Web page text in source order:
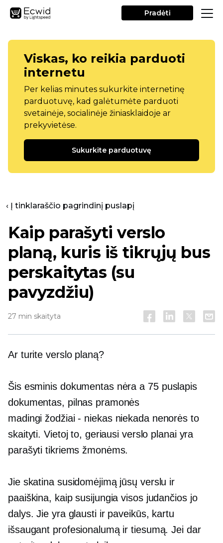
Pradėti
Viskas, ko reikia parduoti
internetu
Per kelias minutes sukurkite internetinę
parduotuvę, kad galėtumėte parduoti
svetainėje, socialinėje žiniasklaidoje ar
prekyvietėse.
Sukurkite parduotuvę
‹ Į tinklaraščio pagrindinį puslapį
Kaip parašyti verslo
planą, kuris iš tikrųjų bus
perskaitytas (su
pavyzdžiu)
27 min skaityta
Ar turite verslo planą?
Šis esminis dokumentas nėra a 75 puslapis
dokumentas, pilnas pramonės
madingi žodžiai - niekas niekada nenorės to
skaityti. Vietoj to, geriausi verslo planai yra
parašyti tikriems žmonėms.
Jie skatina susidomėjimą jūsų verslu ir
paaiškina, kaip susijungia visos judančios jo
dalys. Jie yra glausti ir paveikūs, kartu
išsaugant profesionalumą ir tiesumą. Jei dar